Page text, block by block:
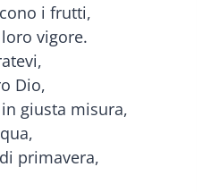
i frutti,
vigore.
Dio,
giusta misura,
primavera,